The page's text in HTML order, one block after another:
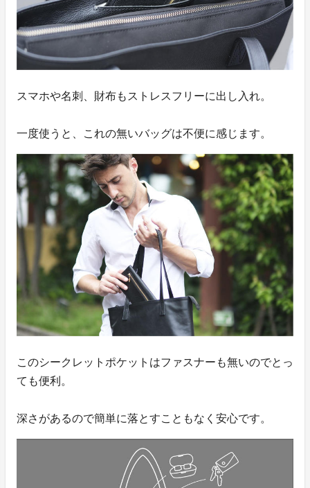
スマホや名刺、財布もストレスフリーに出し入れ。
一度使うと、これの無いバッグは不便に感じます。
このシークレットポケットはファスナーも無いのでとっ
ても便利。
深さがあるので簡単に落とすこともなく安心です。